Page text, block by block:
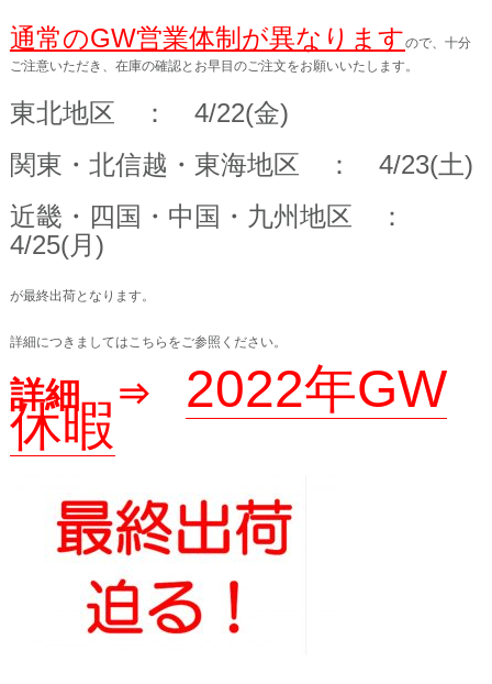
通常のGW営業体制が異なりますので、十分
ご注意いただき、在庫の確認とお早目のご注文をお願いいたします。
東北地区 ： 4/22(金)
関東・北信越・東海地区 ： 4/23(土)
近畿・四国・中国・九州地区 ：
4/25(月)
が最終出荷となります。
詳細につきましてはこちらをご参照ください。
詳細 ⇒ 2022年GW
休暇